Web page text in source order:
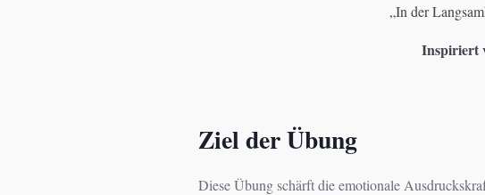
„In der
Inspiriert
Ziel der Übung
Diese Übung schärft die emotionale